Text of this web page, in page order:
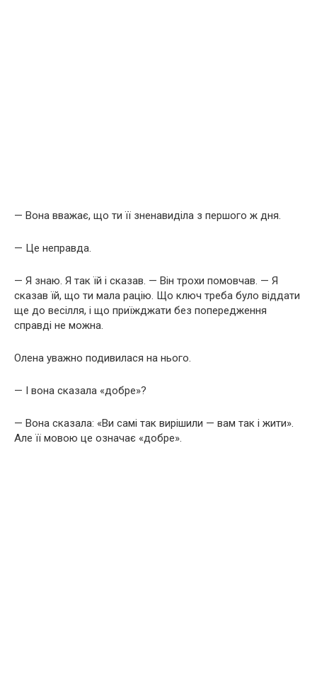
— Вона вважає, що ти її зненавиділа з першого ж дня.
— Це неправда.
— Я знаю. Я так їй і сказав. — Він трохи помовчав. — Я
сказав їй, що ти мала рацію. Що ключ треба було віддати
ще до весілля, і що приїжджати без попередження
справді не можна.
Олена уважно подивилася на нього.
— І вона сказала «добре»?
— Вона сказала: «Ви самі так вирішили — вам так і жити».
Але її мовою це означає «добре».